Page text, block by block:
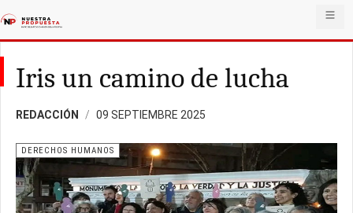
Iris un camino de lucha
REDACCIÓN 09 SEPTIEMBRE 2025
DERECHOS HUMANOS